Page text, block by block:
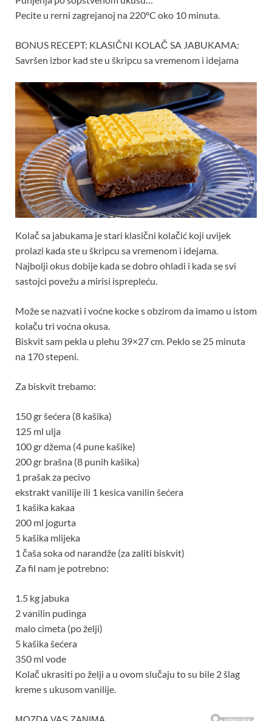
Pecite u rerni zagrejanoj na 220°C oko 10 minuta.
BONUS RECEPT: KLASIČNI KOLAČ SA JABUKAMA:
Savršen izbor kad ste u škripcu sa vremenom i idejama
Kolač sa jabukama je stari klasični kolačić koji uvijek
prolazi kada ste u škripcu sa vremenom i idejama.
Najbolji okus dobije kada se dobro ohladi i kada se svi
sastojci povežu a mirisi isprepleću.
Može se nazvati i voćne kocke s obzirom da imamo u istom
kolaču tri voćna okusa.
Biskvit sam pekla u plehu 39×27 cm. Peklo se 25 minuta
na 170 stepeni.
Za biskvit trebamo:
150 gr šećera (8 kašika)
125 ml ulja
100 gr džema (4 pune kašike)
200 gr brašna (8 punih kašika)
1 prašak za pecivo
ekstrakt vanilije ili 1 kesica vanilin šećera
1 kašika kakaa
200 ml jogurta
5 kašika mlijeka
1 čaša soka od narandže (za zaliti biskvit)
Za fil nam je potrebno:
1.5 kg jabuka
2 vanilin pudinga
malo cimeta (po želji)
5 kašika šećera
350 ml vode
Kolač ukrasiti po želji a u ovom slučaju to su bile 2 šlag
kreme s ukusom vanilije.